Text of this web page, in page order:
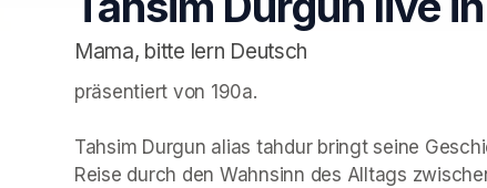
Mama, bitte lern Deutsch
präsentiert von 190a.
Tahsim Durgun alias tahdur bringt seine
Reise durch den Wahnsinn des Alltags